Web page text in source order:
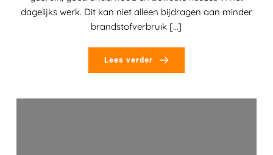
dagelijks werk. Dit kan niet alleen bijdragen aan minder
brandstofverbruik […]
Lees verder